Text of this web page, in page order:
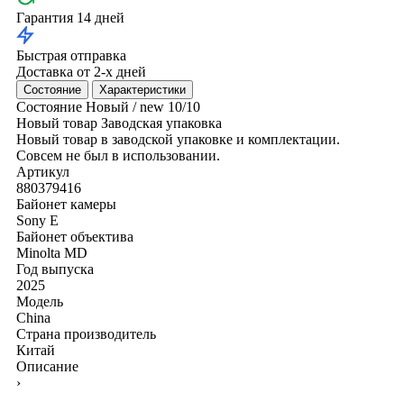
Гарантия 14 дней
Быстрая отправка
Доставка от 2-х дней
Состояние Характеристики
Состояние Новый / new 10/10
Новый товар Заводская упаковка
Новый товар в заводской упаковке и комплектации.
Совсем не был в использовании.
Артикул
880379416
Байонет камеры
Sony E
Байонет объектива
Minolta MD
Год выпуска
2025
Модель
China
Страна производитель
Китай
Описание
›